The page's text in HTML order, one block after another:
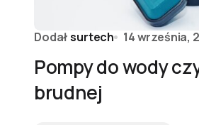
Dodałsurtech 14 września,
Pompy do wody
brudnej